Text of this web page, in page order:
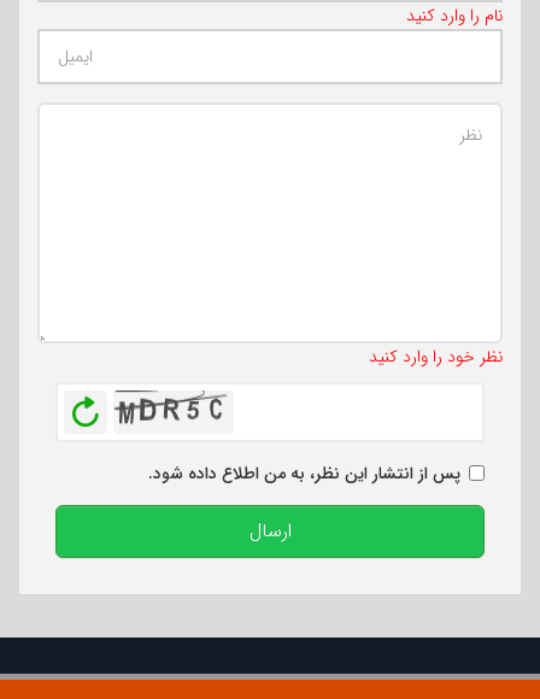
نام را وارد کنید
نظر خود را وارد کنید
پس از انتشار این نظر، به من اطلاع داده شود.
ارسال